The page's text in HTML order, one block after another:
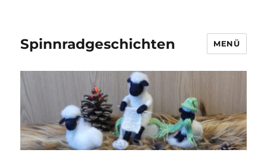
Spinnradgeschichten MENÜ